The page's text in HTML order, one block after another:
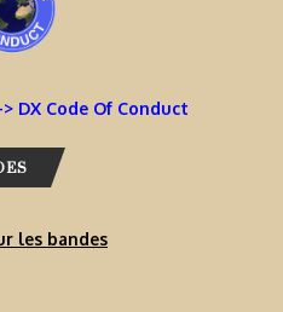
DX Code Of Conduct
les bandes